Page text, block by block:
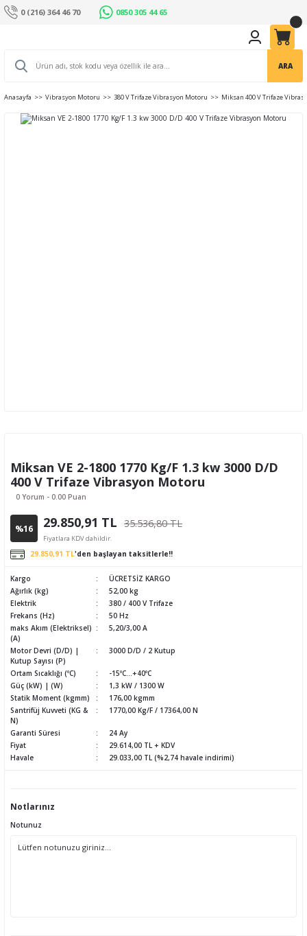
0 (216) 364 46 70 0850 305 44 65
ARA
Anasayfa Vibrasyon Motoru 380 V Trifaze Vibrasyon Motoru Miksan 400 V Trifaze
Miksan VE 2-1800 1770 Kg/F 1.3 kw 3000 D/D
400 V Trifaze Vibrasyon Motoru
0 Yorum - 0.00 Puan
%16 29.850,91 TL 35.536,80 TL
Fiyatlara KDV dahildir.
29.850,91 TL'den başlayan taksitlerle!!
Kargo
ÜCRETSİZ KARGO
Ağırlık (kg)
52,00 kg
Elektrik
380 / 400 V Trifaze
Frekans (Hz)
50 Hz
maks Akım (Elektriksel)
(A)
5,20/3,00 A
Motor Devri (D/D) |
Kutup Sayısı (P)
3000 D/D / 2 Kutup
Ortam Sıcaklığı (ºC)
-15ºC...+40ºC
Güç (kW) | (W)
1,3 kW / 1300 W
Statik Moment (kgmm)
176,00 kgmm
Santrifüj Kuvveti (KG &
N)
1770,00 Kg/F / 17364,00 N
Garanti Süresi
24 Ay
Fiyat
29.614,00 TL + KDV
Havale
29.033,00 TL (%2,74 havale indirimi)
Notlarınız
Notunuz